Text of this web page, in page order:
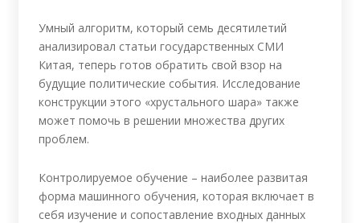
Умный алгоритм, который семь десятилетий
анализировал статьи государственных СМИ
Китая, теперь готов обратить свой взор на
будущие политические события. Исследование
конструкции этого «хрустального шара» также
может помочь в решении множества других
проблем.
Контролируемое обучение – наиболее развитая
форма машинного обучения, которая включает в
себя изучение и сопоставление входных данных